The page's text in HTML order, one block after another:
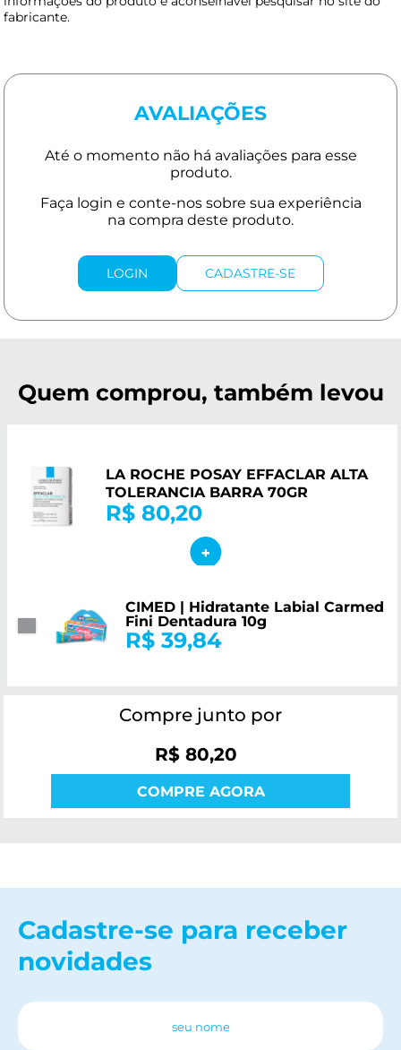
fabricante.
AVALIAÇÕES
LOGIN CADASTRE-SE
Quem comprou, também levou
LA ROCHE POSAY EFFACLAR ALTA
TOLERANCIA BARRA 70GR
R$ 80,20
CIMED | Hidratante Labial Carmed
Fini Dentadura 10g
R$ 39,84
Compre junto por
R$ 80,20
COMPRE AGORA
Cadastre-se para receber
novidades